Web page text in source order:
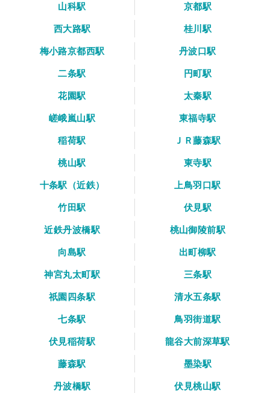
山科駅
京都駅
西大路駅
桂川駅
梅小路京都西駅
丹波口駅
二条駅
円町駅
花園駅
太秦駅
嵯峨嵐山駅
東福寺駅
稲荷駅
ＪＲ藤森駅
桃山駅
東寺駅
十条駅（近鉄）
上鳥羽口駅
竹田駅
伏見駅
近鉄丹波橋駅
桃山御陵前駅
向島駅
出町柳駅
神宮丸太町駅
三条駅
祇園四条駅
清水五条駅
七条駅
鳥羽街道駅
伏見稲荷駅
龍谷大前深草駅
藤森駅
墨染駅
丹波橋駅
伏見桃山駅